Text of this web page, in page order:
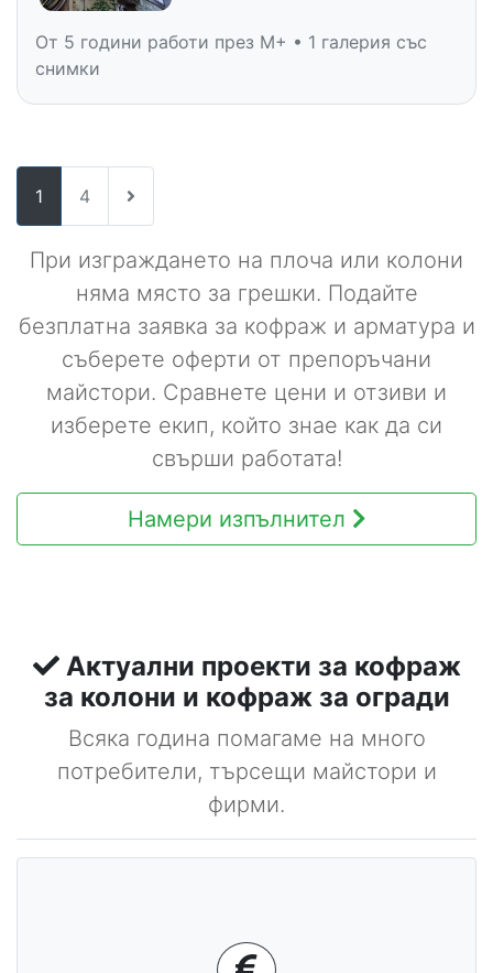
От 5 години работи през M+ • 1 галерия със
снимки
1 4
При изграждането на плоча или колони
няма място за грешки. Подайте
безплатна заявка за кофраж и арматура и
съберете оферти от препоръчани
майстори. Сравнете цени и отзиви и
изберете екип, който знае как да си
свърши работата!
Намери изпълнител
Актуални проекти за кофраж
за колони и кофраж за огради
Всяка година помагаме на много
потребители, търсещи майстори и
фирми.